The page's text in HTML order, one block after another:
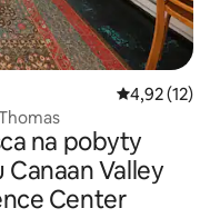
Średnia
4,92 (12)
na pobyty
Valley
Center